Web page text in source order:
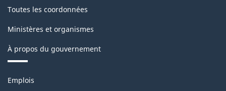
Toutes les coordonnées
Ministères et organismes
À propos du gouvernement
Thèmes
Emplois